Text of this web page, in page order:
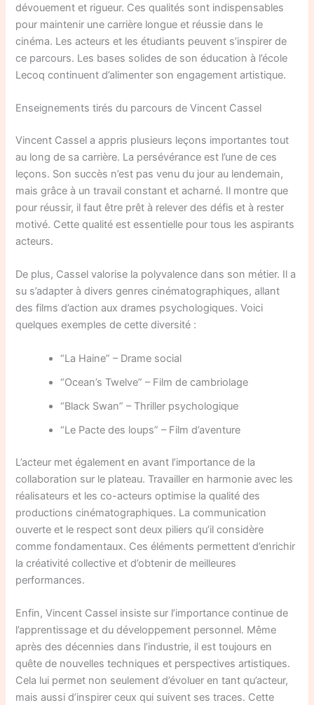
dévouement et rigueur. Ces qualités sont indispensables
pour maintenir une carrière longue et réussie dans le
cinéma. Les acteurs et les étudiants peuvent s’inspirer de
ce parcours. Les bases solides de son éducation à l’école
Lecoq continuent d’alimenter son engagement artistique.
Enseignements tirés du parcours de Vincent Cassel
Vincent Cassel a appris plusieurs leçons importantes tout
au long de sa carrière. La persévérance est l’une de ces
leçons. Son succès n’est pas venu du jour au lendemain,
mais grâce à un travail constant et acharné. Il montre que
pour réussir, il faut être prêt à relever des défis et à rester
motivé. Cette qualité est essentielle pour tous les aspirants
acteurs.
De plus, Cassel valorise la polyvalence dans son métier. Il a
su s’adapter à divers genres cinématographiques, allant
des films d’action aux drames psychologiques. Voici
quelques exemples de cette diversité :
“La Haine” – Drame social
“Ocean’s Twelve” – Film de cambriolage
“Black Swan” – Thriller psychologique
“Le Pacte des loups” – Film d’aventure
L’acteur met également en avant l’importance de la
collaboration sur le plateau. Travailler en harmonie avec les
réalisateurs et les co-acteurs optimise la qualité des
productions cinématographiques. La communication
ouverte et le respect sont deux piliers qu’il considère
comme fondamentaux. Ces éléments permettent d’enrichir
la créativité collective et d’obtenir de meilleures
performances.
Enfin, Vincent Cassel insiste sur l’importance continue de
l’apprentissage et du développement personnel. Même
après des décennies dans l’industrie, il est toujours en
quête de nouvelles techniques et perspectives artistiques.
Cela lui permet non seulement d’évoluer en tant qu’acteur,
mais aussi d’inspirer ceux qui suivent ses traces. Cette